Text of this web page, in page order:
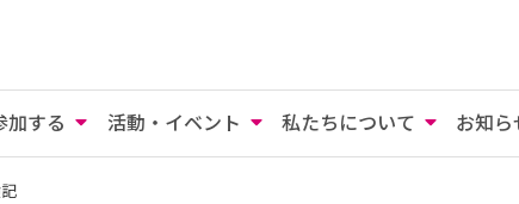
加する 活動・イベント 私たちについて お知ら